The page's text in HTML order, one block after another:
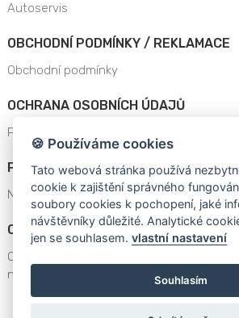
Autoservis
OBCHODNÍ PODMÍNKY / REKLAMACE
Obchodní podmínky
OCHRANA OSOBNÍCH ÚDAJŮ
Prohlášení o ochraně osobních údajů a
POPTÁVKA NACENĚNÍ
Nenašli jste zboží v nabídce eshopu?
OBECNÁ BEZPEČNOSTNÍ
OBECNÁ BEZPEČNOSTNÍ UPOZORNĚNÍ v
nařízen..
🍪 Používáme cookies
Tato webová stránka používá
cookie k zajištění správného
soubory cookies k pochopení, jaké
návštěvníky důležité. Analytické cookies
jen se souhlasem.vlastní nastavení
Souhlasím